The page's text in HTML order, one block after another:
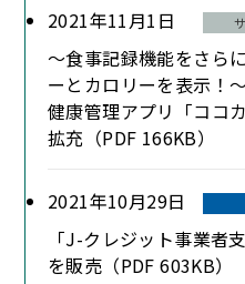
2021年11月1日
～食事記録機能をさら
ーとカロリーを表示！
健康管理アプリ「ココ
拡充（PDF 166KB）
2021年10月29日
「J-クレジット事業者
を販売（PDF 603KB）